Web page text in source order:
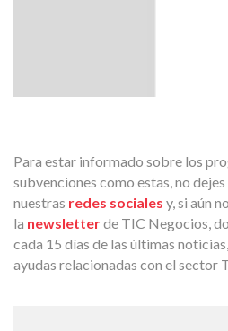
Para estar informado sobre los
subvenciones como estas, no
nuestras redes sociales y, si aún
la newsletterde TIC Negocios,
cada 15 días de las últimas
ayudas relacionadas con el sector